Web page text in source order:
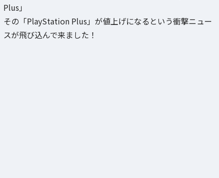
Plus」
その「PlayStation Plus」が値上げになるという衝撃ニュー
スが飛び込んで来ました！